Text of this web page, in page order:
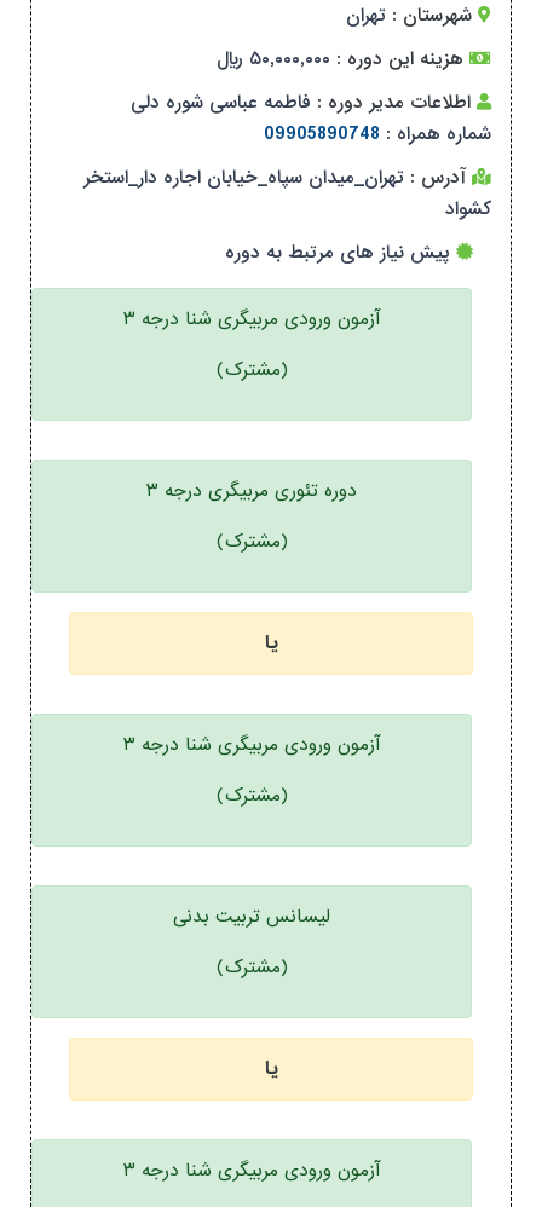
شهرستان : تهران
هزینه این دوره : ۵۰,۰۰۰,۰۰۰ ریال
اطلاعات مدیر دوره : فاطمه عباسی شوره دلی
شماره همراه : 09905890748
آدرس : تهران_میدان سپاه_خیابان اجاره دار_استخر
کشواد
پیش نیاز های مرتبط به دوره
آزمون ورودی مربیگری شنا درجه ۳
(مشترک)
دوره تئوری مربیگری درجه ۳
(مشترک)
یا
آزمون ورودی مربیگری شنا درجه ۳
(مشترک)
لیسانس تربیت بدنی
(مشترک)
یا
آزمون ورودی مربیگری شنا درجه ۳